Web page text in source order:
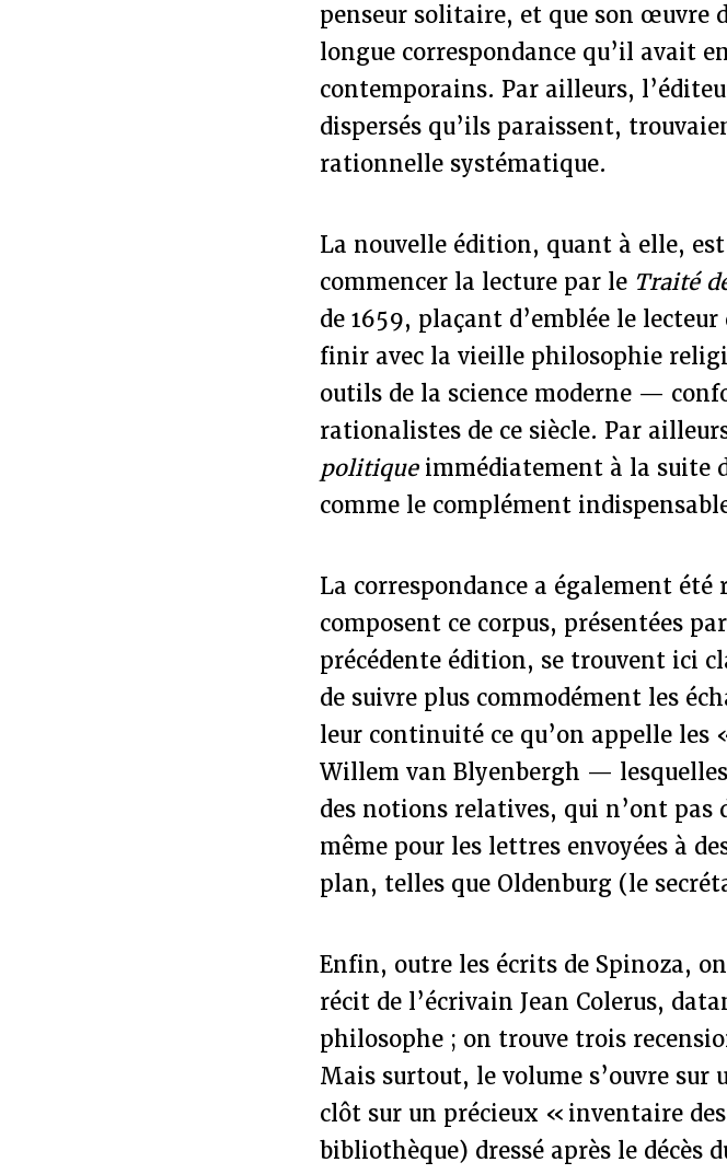
penseur solitaire, et que son œuvre
longue correspondance qu’il avait
contemporains. Par ailleurs,
dispersés qu’ils paraissent,
rationnelle systématique.
La nouvelle édition, quant à elle,
commencer la lecture par le Traité
de 1659, plaçant d’emblée le
finir avec la vieille philosophie
outils de la science moderne —
rationalistes de ce siècle. Par
politiqueimmédiatement à la suite
comme le complément
La correspondance a également
composent ce corpus, présentées
précédente édition, se trouvent ici
de suivre plus commodément les
leur continuité ce qu’on appelle
Willem van Blyenbergh —
des notions relatives, qui n’ont pas
même pour les lettres envoyées à
plan, telles que Oldenburg (le
Enfin, outre les écrits de Spinoza,
récit de l’écrivain Jean Colerus,
philosophe ; on trouve trois
Mais surtout, le volume s’ouvre sur
clôt sur un précieux « inventaire
bibliothèque) dressé après le décès